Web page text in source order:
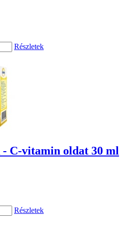
Részletek
- C-vitamin oldat 30 ml
Részletek